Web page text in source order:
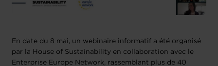
En date du 8 mai, un webinaire informatif a été organisé
par la House of Sustainability en collaboration avec le
Enterprise Europe Network, rassemblant plus de 40